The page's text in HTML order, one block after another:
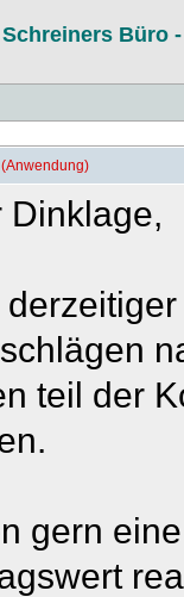
Schreiners Büro
(Anwendung)
Dinklage,
teil der
gern